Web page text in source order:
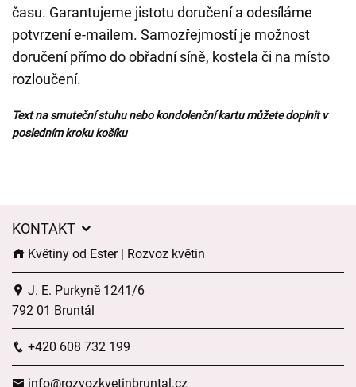
času. Garantujeme jistotu doručení a odesíláme
potvrzení e-mailem. Samozřejmostí je možnost
doručení přímo do obřadní síně, kostela či na místo
rozloučení.
Text na smuteční stuhu nebo kondolenční kartu můžete doplnit v
posledním kroku košíku
KONTAKT
Květiny od Ester | Rozvoz květin
J. E. Purkyně 1241/6
792 01 Bruntál
+420 608 732 199
info@rozvozkvetinbruntal.cz